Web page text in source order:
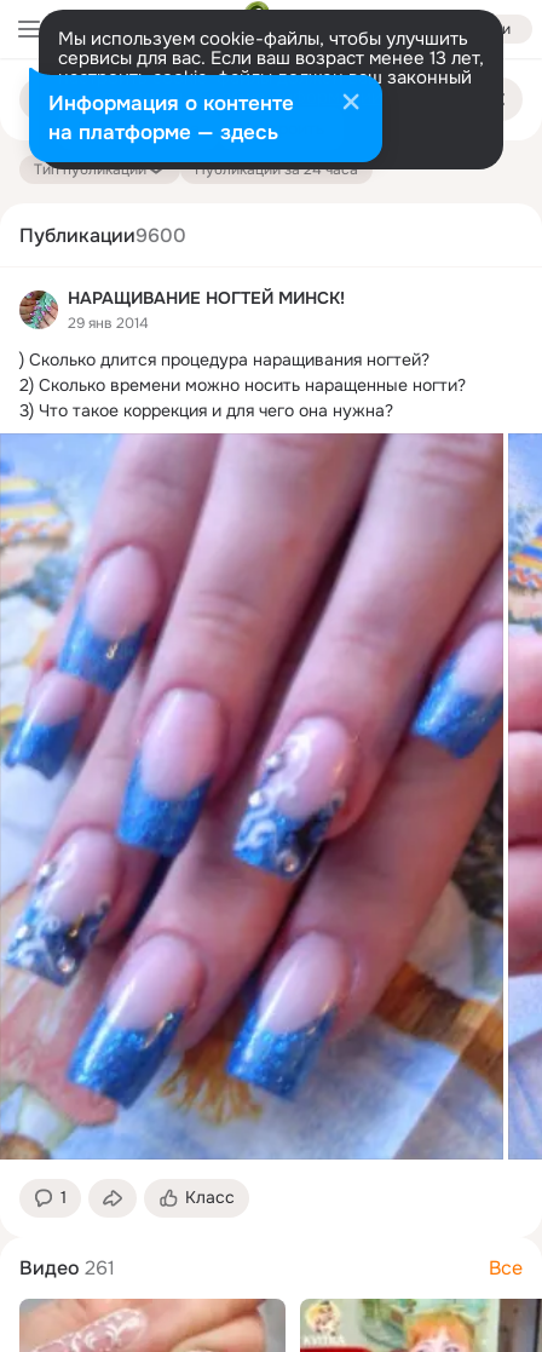
Войти
Мы используем cookie-файлы, чтобы улучшить
сервисы для вас. Если ваш возраст менее 13 лет,
настроить cookie-файлы должен ваш законный
представитель. Больше информации
Разрешить все Настроить
Поиск
публикациям
Тип публикации Публикации за 24 часа
Публикации9600
НАРАЩИВАНИЕ НОГТЕЙ МИНСК!
29 янв 2014
) Сколько длится процедура наращивания ногтей?
2) Сколько времени можно носить наращенные ногти?
3) Что такое коррекция и для чего она нужна?
1 Класс
Видео 261 Все
Информация о контенте
на платформе — здесь